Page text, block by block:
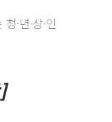
·년·상·인